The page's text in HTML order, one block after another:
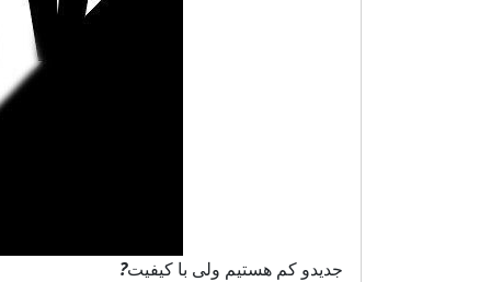
جدیدو کم هستیم ولی با کیفیت?